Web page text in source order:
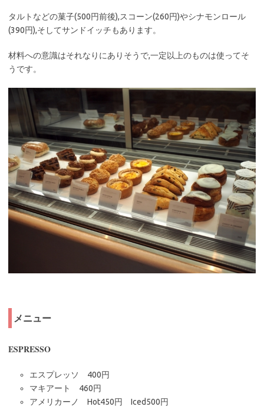
タルトなどの菓子(500円前後),スコーン(260円)やシナモンロール
(390円),そしてサンドイッチもあります。
材料への意識はそれなりにありそうで,一定以上のものは使ってそ
うです。
メニュー
ESPRESSO
エスプレッソ 400円
マキアート 460円
アメリカーノ Hot450円 Iced500円